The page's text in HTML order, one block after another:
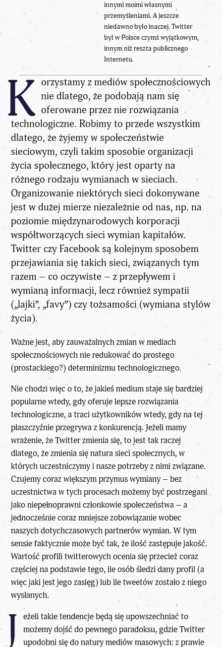
innymi moimi własnymi
przemyśleniami. A jeszcze
niedawno było inaczej. Twitter
był w Polsce czymś wyjątkowym,
innym niż reszta publicznego
Internetu.
K orzystamy z mediów społecznościowych
nie dlatego, że podobają nam się
oferowane przez nie rozwiązania
technologiczne. Robimy to przede wszystkim
dlatego, że żyjemy w społeczeństwie
sieciowym, czyli takim sposobie organizacji
życia społecznego, który jest oparty na
różnego rodzaju wymianach w sieciach.
Organizowanie niektórych sieci dokonywane
jest w dużej mierze niezależnie od nas, np. na
poziomie międzynarodowych korporacji
współtworzących sieci wymian kapitałów.
Twitter czy Facebook są kolejnym sposobem
przejawiania się takich sieci, związanych tym
razem – co oczywiste – z przepływem i
wymianą informacji, lecz również sympatii
(„lajki”, „favy”) czy tożsamości (wymiana stylów
życia).
Ważne jest, aby zauważalnych zmian w mediach
społecznościowych nie redukować do prostego
(prostackiego?) determinizmu technologicznego.
Nie chodzi więc o to, że jakieś medium staje się bardziej
popularne wtedy, gdy oferuje lepsze rozwiązania
technologiczne, a traci użytkowników wtedy, gdy na tej
płaszczyźnie przegrywa z konkurencją. Jeżeli mamy
wrażenie, że Twitter zmienia się, to jest tak raczej
dlatego, że zmienia się natura sieci społecznych, w
których uczestniczymy i nasze potrzeby z nimi związane.
Czujemy coraz większym przymus wymiany – bez
uczestnictwa w tych procesach możemy być postrzegani
jako niepełnoprawni członkowie społeczeństwa – a
jednocześnie coraz mniejsze zobowiązanie wobec
naszych dotychczasowych partnerów wymian. W tym
sensie faktycznie może być tak, że ilość zastępuje jakość.
Wartość profili twitterowych ocenia się przecież coraz
częściej na podstawie tego, ile osób śledzi dany profil (a
więc jaki jest jego zasięg) lub ile tweetów zostało z niego
wysłanych.
J
eżeli takie tendencje będą się upowszechniać to
możemy dojść do pewnego paradoksu, gdzie Twitter
upodobni się do natury mediów masowych: z prawie